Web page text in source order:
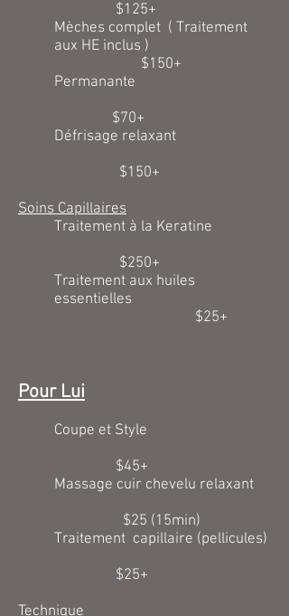
$125+
Mèches complet ( Traitement
aux HE inclus )
$150+
Permanante
$70+
Défrisage relaxant
$150+
Soins Capillaires
Traitement à la Keratine
$250+
Traitement aux huiles
essentielles
$25+
Pour Lui
Coupe et Style
$45+
Massage cuir chevelu relaxant
$25 (15min)
Traitement capillaire (pellicules)
$25+
Technique